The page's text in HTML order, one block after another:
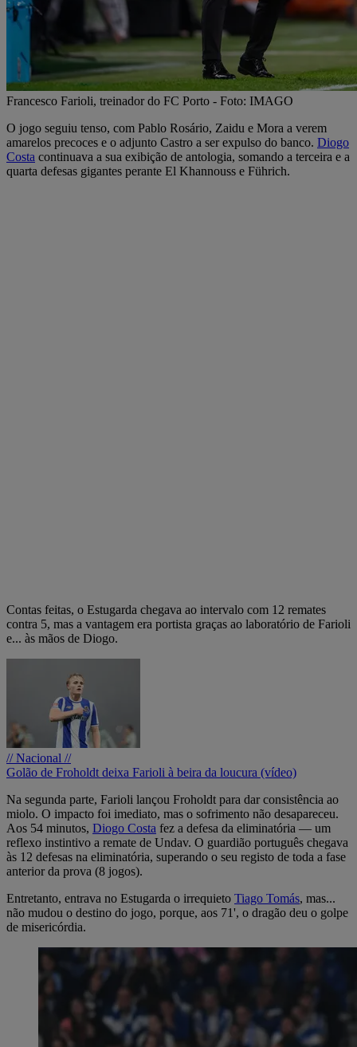
Francesco Farioli, treinador do FC Porto - Foto: IMAGO
O jogo seguiu tenso, com Pablo Rosário, Zaidu e Mora a verem
amarelos precoces e o adjunto Castro a ser expulso do banco. Diogo
Costa continuava a sua exibição de antologia, somando a terceira e a
quarta defesas gigantes perante El Khannouss e Führich.
Contas feitas, o Estugarda chegava ao intervalo com 12 remates
contra 5, mas a vantagem era portista graças ao laboratório de Farioli
e... às mãos de Diogo.
// Nacional //
Golão de Froholdt deixa Farioli à beira da loucura (vídeo)
Na segunda parte, Farioli lançou Froholdt para dar consistência ao
miolo. O impacto foi imediato, mas o sofrimento não desapareceu.
Aos 54 minutos, Diogo Costa fez a defesa da eliminatória — um
reflexo instintivo a remate de Undav. O guardião português chegava
às 12 defesas na eliminatória, superando o seu registo de toda a fase
anterior da prova (8 jogos).
Entretanto, entrava no Estugarda o irrequieto Tiago Tomás, mas...
não mudou o destino do jogo, porque, aos 71', o dragão deu o golpe
de misericórdia.